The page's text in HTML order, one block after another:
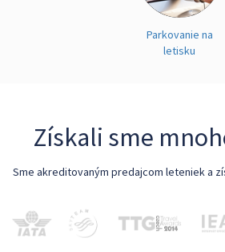
Parkovanie na
letisku
Získali sme
Sme akreditovaným predajcom leteniek a